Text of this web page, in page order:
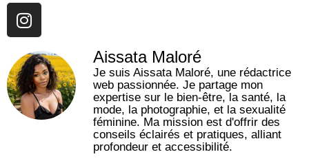
Aissata Maloré
Je suis Aissata Maloré, une rédactrice
web passionnée. Je partage mon
expertise sur le bien-être, la santé, la
mode, la photographie, et la sexualité
féminine. Ma mission est d'offrir des
conseils éclairés et pratiques, alliant
profondeur et accessibilité.